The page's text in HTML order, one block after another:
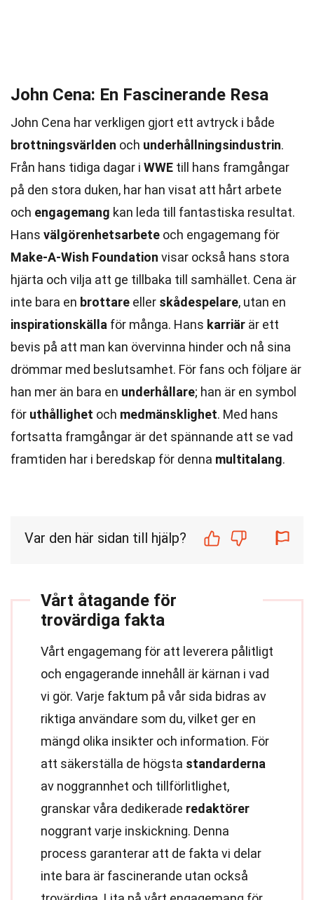
John Cena: En Fascinerande Resa
John Cena har verkligen gjort ett avtryck i både
brottningsvärlden och underhållningsindustrin.
Från hans tidiga dagar i WWE till hans framgångar
på den stora duken, har han visat att hårt arbete
och engagemang kan leda till fantastiska resultat.
Hans välgörenhetsarbete och engagemang för
Make-A-Wish Foundation visar också hans stora
hjärta och vilja att ge tillbaka till samhället. Cena är
inte bara en brottare eller skådespelare, utan en
inspirationskälla för många. Hans karriär är ett
bevis på att man kan övervinna hinder och nå sina
drömmar med beslutsamhet. För fans och följare är
han mer än bara en underhållare; han är en symbol
för uthållighet och medmänsklighet. Med hans
fortsatta framgångar är det spännande att se vad
framtiden har i beredskap för denna multitalang.
Var den här sidan till hjälp?
Vårt åtagande för
trovärdiga fakta
Vårt engagemang för att leverera pålitligt
och engagerande innehåll är kärnan i vad
vi gör. Varje faktum på vår sida bidras av
riktiga användare som du, vilket ger en
mängd olika insikter och information. För
att säkerställa de högsta standarderna
av noggrannhet och tillförlitlighet,
granskar våra dedikerade redaktörer
noggrant varje inskickning. Denna
process garanterar att de fakta vi delar
inte bara är fascinerande utan också